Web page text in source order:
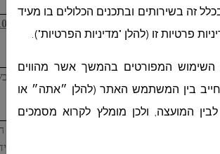
בתאריך
במועצה .
המכרזים רשאית לקחת בחשבון את היכולת
ומומחיותו המקצועית בעבודות דומות. כולל
זה בשירותים ובתכנים הכלולים בו מעיד
פרטיות זו (להלן "מדיניות הפרטיות").
השימוש המפורטים בהמשך אשר מהווים
בין המשתמש האתר (להלן ״אתה״ או
המועצה, ולכן מומלץ לקרוא מסמכים